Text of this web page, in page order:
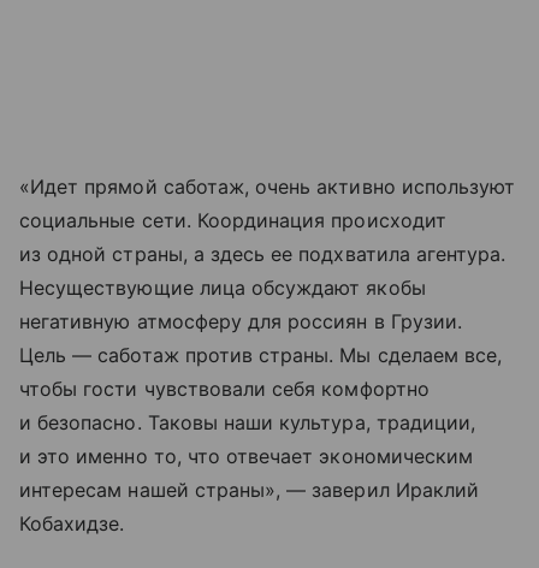
«Идет прямой саботаж, очень активно используют
социальные сети. Координация происходит
из одной страны, а здесь ее подхватила агентура.
Несуществующие лица обсуждают якобы
негативную атмосферу для россиян в Грузии.
Цель — саботаж против страны. Мы сделаем все,
чтобы гости чувствовали себя комфортно
и безопасно. Таковы наши культура, традиции,
и это именно то, что отвечает экономическим
интересам нашей страны», — заверил Ираклий
Кобахидзе.